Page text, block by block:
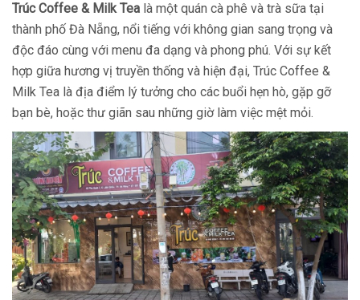
Trúc Coffee & Milk Tea là một quán cà phê và trà sữa tại
thành phố Đà Nẵng, nổi tiếng với không gian sang trọng và
độc đáo cùng với menu đa dạng và phong phú. Với sự kết
hợp giữa hương vị truyền thống và hiện đại, Trúc Coffee &
Milk Tea là địa điểm lý tưởng cho các buổi hẹn hò, gặp gỡ
bạn bè, hoặc thư giãn sau những giờ làm việc mệt mỏi.